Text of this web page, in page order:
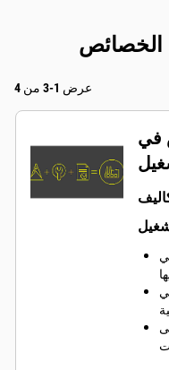
الخصائص
عرض 1-3 من 4
في
في